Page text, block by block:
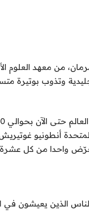
من معهد العلوم
وتذوب بوتيرة
المتحدة أنطونيو
واحدا من كل
الذين يعيشون في